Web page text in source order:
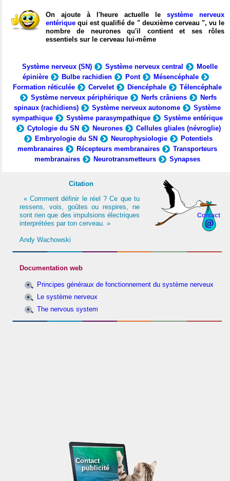
On ajoute à l'heure actuelle le système nerveux
entérique qui est qualifié de " deuxième cerveau ", vu le
nombre de neurones qu'il contient et ses rôles
essentiels sur le cerveau lui-même
Système nerveux (SN) Système nerveux central
Moelle
épinière
Bulbe rachidien Pont
Mésencéphale
Formation réticulée
Cervelet Diencéphale
Télencéphale
Système nerveux périphérique
Nerfs crâniens
Nerfs
spinaux (rachidiens)
Système nerveux autonome
Système
sympathique
Système parasympathique
Système entérique
Cytologie du SN
Neurones
Cellules gliales (névroglie)
Embryologie du SN
Neurophysiologie
Potentiels
membranaires
Récepteurs membranaires
Transporteurs
membranaires
Neurotransmetteurs Synapses
Contact
Citation
« Comment définir le réel ? Ce que tu
ressens, vois, goûtes ou respires, ne
sont rien que des impulsions électriques
interprétées par ton cerveau. »
Andy Wachowski
Documentation web
Principes généraux de fonctionnement du système nerveux
Le système nerveux
The nervous system
Contact
publicité